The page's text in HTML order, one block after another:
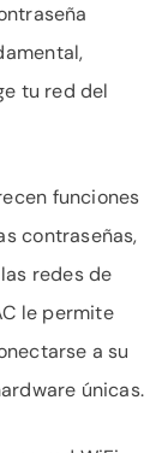
tu red del
funciones
contraseñas,
redes de
le permite
a su
únicas.